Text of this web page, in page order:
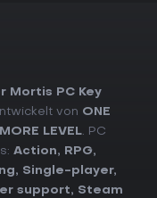
Mortis PC Key
von ONE
LEVEL. PC
Action, RPG,
, Single-player,
support, Steam